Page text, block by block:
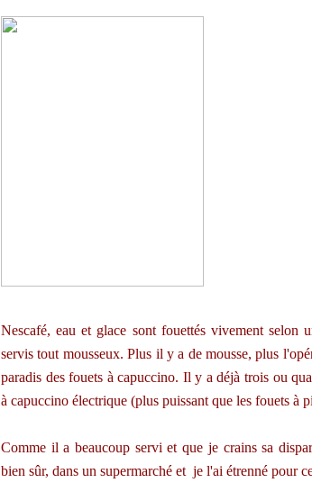
Nescafé, eau et glace sont fouettés vivement selon
servis tout mousseux. Plus il y a de mousse, plus
paradis des fouets à capuccino. Il y a déjà trois ou
à capuccino électrique (plus puissant que les fouets à
Comme il a beaucoup servi et que je crains sa
bien sûr, dans un supermarché et je l'ai étrenné pour